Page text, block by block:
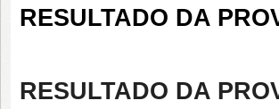
RESULTADO DA
RESULTADO DA